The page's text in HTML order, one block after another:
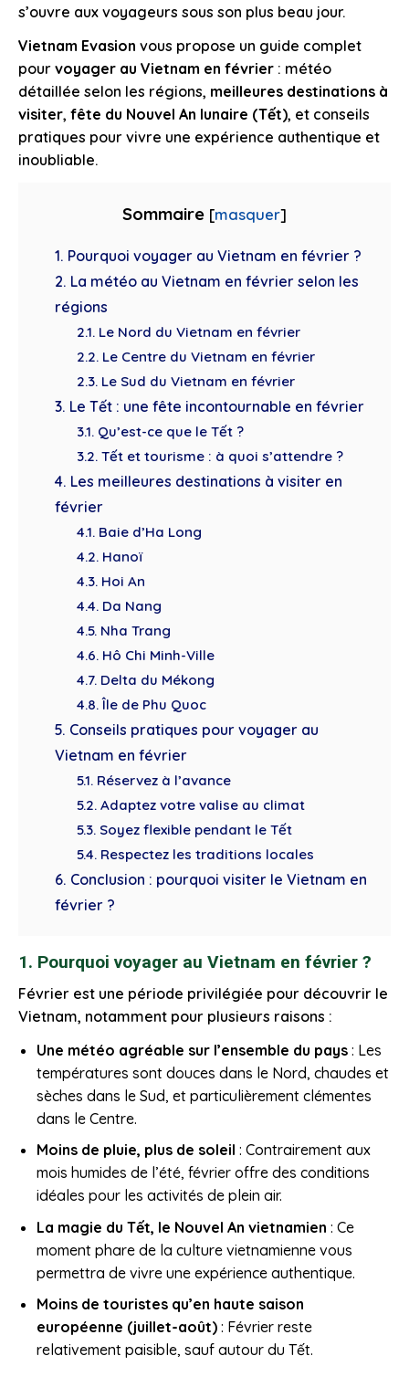
s’ouvre aux voyageurs sous son plus beau jour.
Vietnam Evasion vous propose un guide complet
pour voyager au Vietnam en février : météo
détaillée selon les régions, meilleures destinations à
visiter, fête du Nouvel An lunaire (Tết), et conseils
pratiques pour vivre une expérience authentique et
inoubliable.
Sommaire [masquer]
1. Pourquoi voyager au Vietnam en février ?
2. La météo au Vietnam en février selon les
régions
2.1. Le Nord du Vietnam en février
2.2. Le Centre du Vietnam en février
2.3. Le Sud du Vietnam en février
3. Le Tết : une fête incontournable en février
3.1. Qu’est-ce que le Tết ?
3.2. Tết et tourisme : à quoi s’attendre ?
4. Les meilleures destinations à visiter en
février
4.1. Baie d’Ha Long
4.2. Hanoï
4.3. Hoi An
4.4. Da Nang
4.5. Nha Trang
4.6. Hô Chi Minh-Ville
4.7. Delta du Mékong
4.8. Île de Phu Quoc
5. Conseils pratiques pour voyager au
Vietnam en février
5.1. Réservez à l’avance
5.2. Adaptez votre valise au climat
5.3. Soyez flexible pendant le Tết
5.4. Respectez les traditions locales
6. Conclusion : pourquoi visiter le Vietnam en
février ?
1. Pourquoi voyager au Vietnam en février ?
Février est une période privilégiée pour découvrir le
Vietnam, notamment pour plusieurs raisons :
Une météo agréable sur l’ensemble du pays : Les
températures sont douces dans le Nord, chaudes et
sèches dans le Sud, et particulièrement clémentes
dans le Centre.
Moins de pluie, plus de soleil : Contrairement aux
mois humides de l’été, février offre des conditions
idéales pour les activités de plein air.
La magie du Tết, le Nouvel An vietnamien : Ce
moment phare de la culture vietnamienne vous
permettra de vivre une expérience authentique.
Moins de touristes qu’en haute saison
européenne (juillet-août) : Février reste
relativement paisible, sauf autour du Tết.